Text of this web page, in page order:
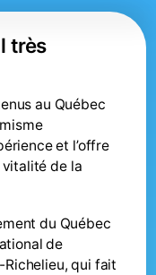
très
au Québec
et l’offre
de la
du Québec
de
qui fait